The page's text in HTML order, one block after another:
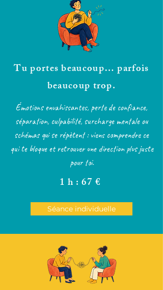
Tu portes beaucoup… parfois
beaucoup trop.
Émotions envahissantes, perte de confiance,
séparation, culpabilité, surcharge mentale ou
schémas qui se répètent : viens comprendre ce
qui te bloque et retrouver une direction plus juste
pour toi.
1 h : 67 €
Séance individuelle